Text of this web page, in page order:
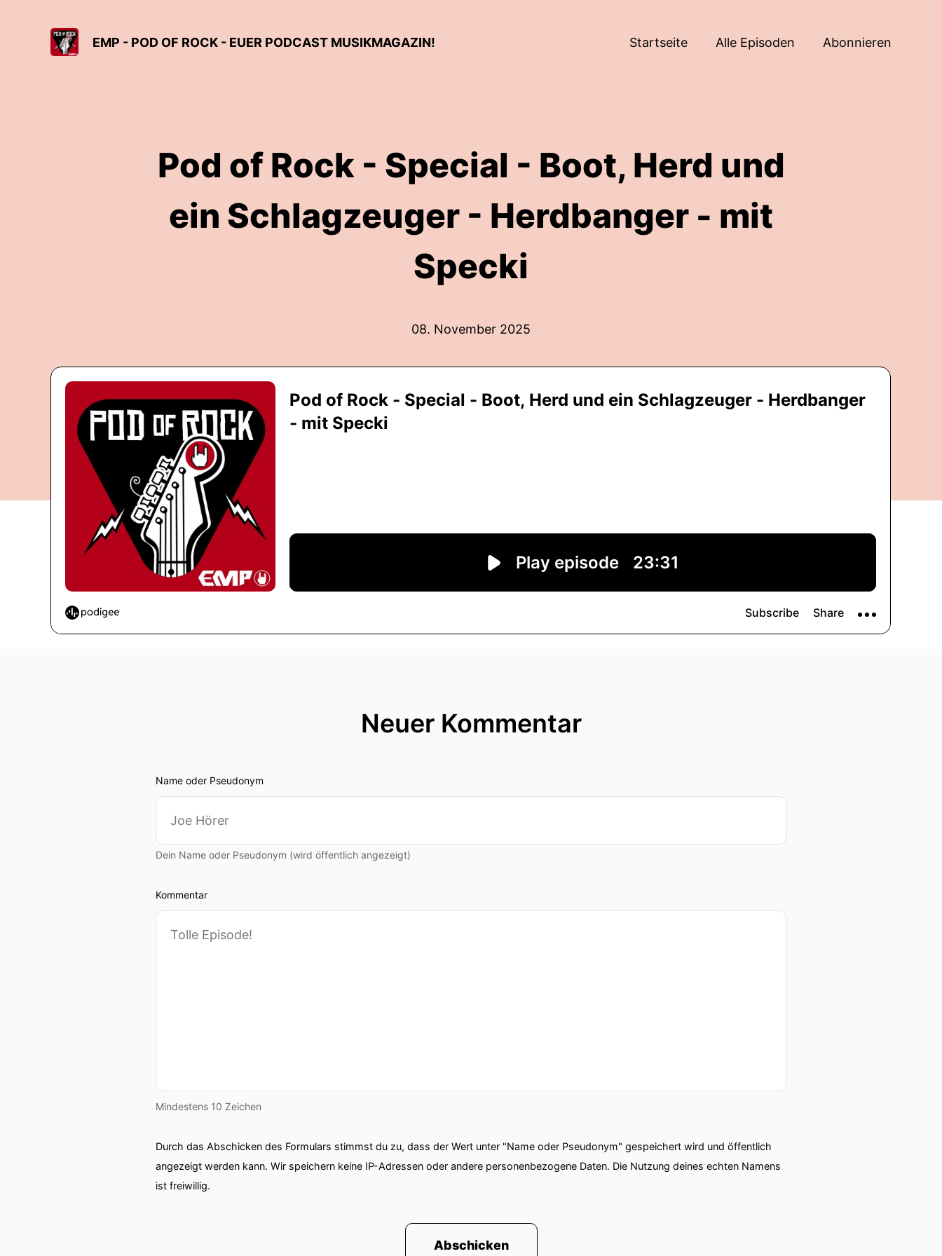
EMP - POD OF ROCK - EUER PODCAST MUSIKMAGAZIN! Startseite Alle Episoden Abonnieren
Pod of Rock - Special - Boot, Herd und
ein Schlagzeuger - Herdbanger - mit
Specki
08. November 2025
Neuer Kommentar
Name oder Pseudonym
Dein Name oder Pseudonym (wird öffentlich angezeigt)
Kommentar
Mindestens 10 Zeichen
Durch das Abschicken des Formulars stimmst du zu, dass der Wert unter "Name oder Pseudonym" gespeichert wird und öffentlich
angezeigt werden kann. Wir speichern keine IP-Adressen oder andere personenbezogene Daten. Die Nutzung deines echten Namens
ist freiwillig.
Abschicken